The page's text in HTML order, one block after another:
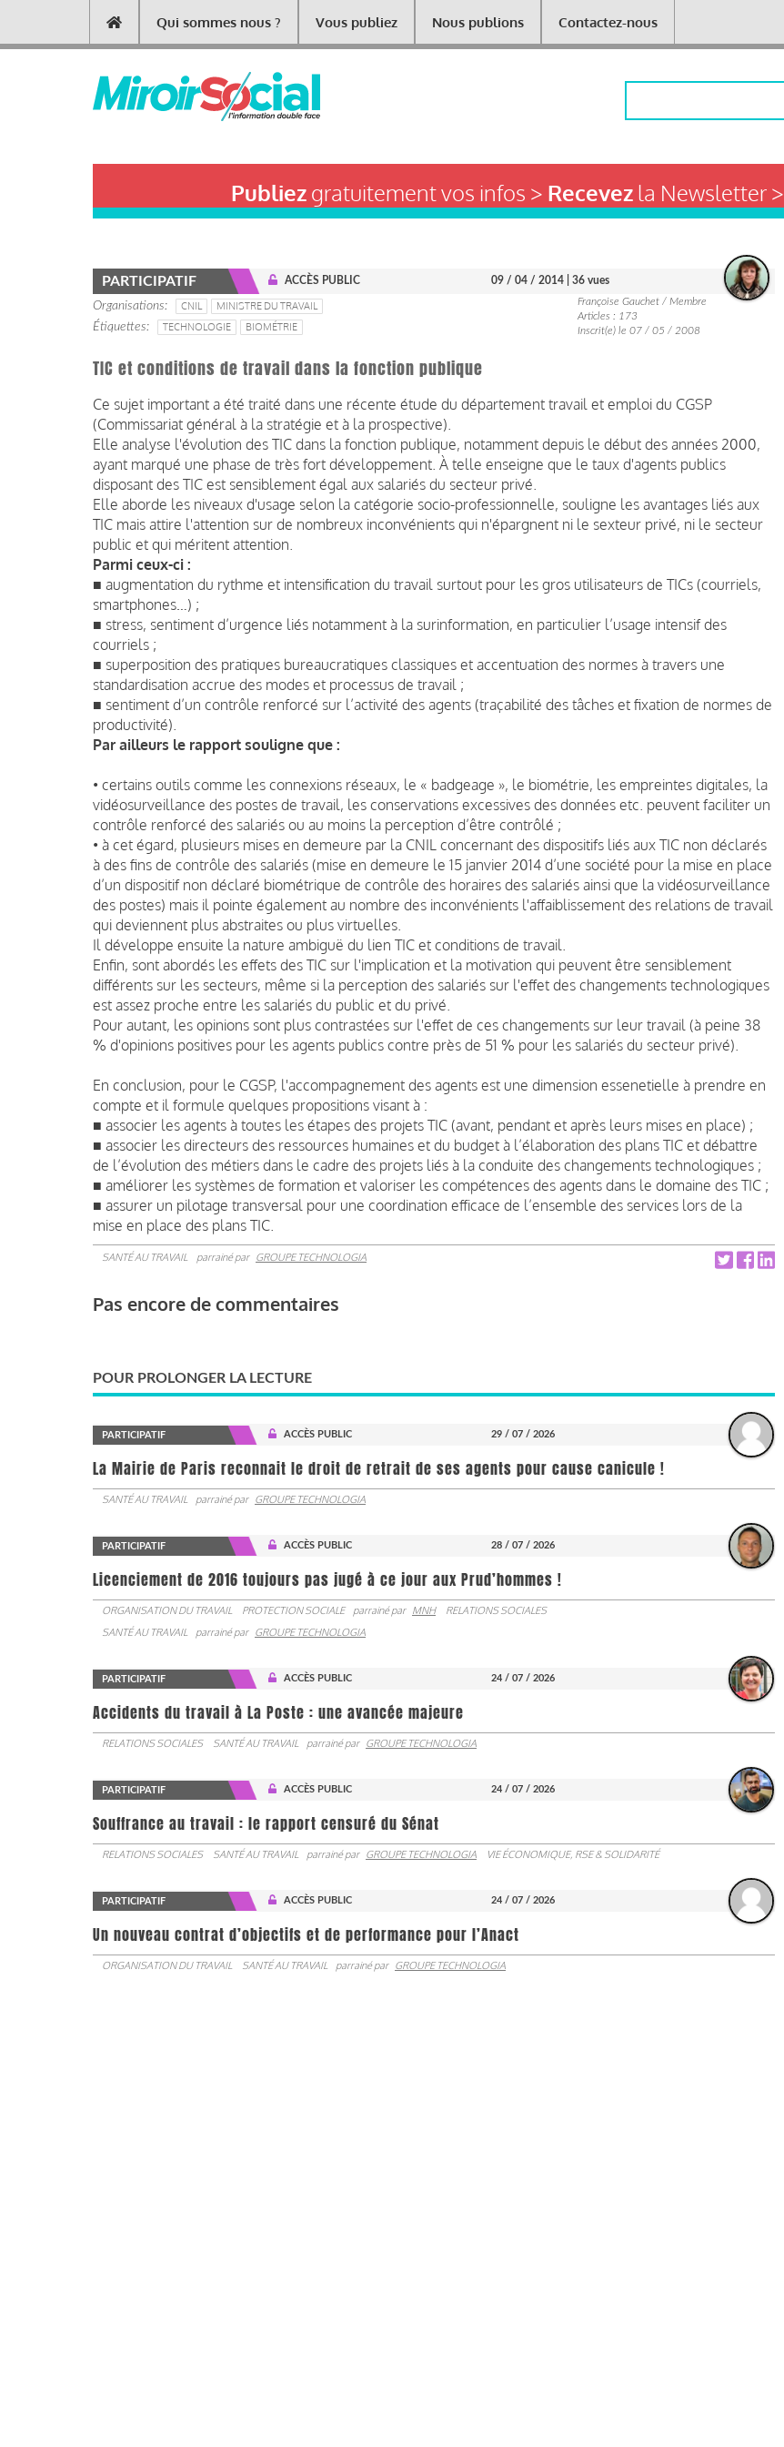
contenu
Main
navigation
Qui sommes nous ? Vous publiez Nous publions Contactez-nous
Publiezgratuitement vos infos > Recevezla Newsletter >
PARTICIPATIF ACCÈS PUBLIC 09 / 04 / 2014 | 36 vues
Organisations CNIL
MINISTRE DU TRAVAIL
Étiquettes
TECHNOLOGIE BIOMÉTRIE
Françoise Gauchet / Membre
Articles : 173
Inscrit(e) le 07 / 05 / 2008
TIC et conditions de travail dans la fonction publique
Ce sujet important a été traité dans une récente étude du département travail et emploi du CGSP
(Commissariat général à la stratégie et à la prospective).
Elle analyse l'évolution des TIC dans la fonction publique, notamment depuis le début des années 2000,
ayant marqué une phase de très fort développement. À telle enseigne que le taux d'agents publics
disposant des TIC est sensiblement égal aux salariés du secteur privé.
Elle aborde les niveaux d'usage selon la catégorie socio-professionnelle, souligne les avantages liés aux
TIC mais attire l'attention sur de nombreux inconvénients qui n'épargnent ni le sexteur privé, ni le secteur
public et qui méritent attention.
Parmi ceux-ci :
■ augmentation du rythme et intensification du travail surtout pour les gros utilisateurs de TICs (courriels,
smartphones…) ;
■ stress, sentiment d’urgence liés notamment à la surinformation, en particulier l’usage intensif des
courriels ;
■ superposition des pratiques bureaucratiques classiques et accentuation des normes à travers une
standardisation accrue des modes et processus de travail ;
■ sentiment d’un contrôle renforcé sur l’activité des agents (traçabilité des tâches et fixation de normes de
productivité).
Par ailleurs le rapport souligne que :
• certains outils comme les connexions réseaux, le « badgeage », le biométrie, les empreintes digitales, la
vidéosurveillance des postes de travail, les conservations excessives des données etc. peuvent faciliter un
contrôle renforcé des salariés ou au moins la perception d’être contrôlé ;
• à cet égard, plusieurs mises en demeure par la CNIL concernant des dispositifs liés aux TIC non déclarés
à des fins de contrôle des salariés (mise en demeure le 15 janvier 2014 d’une société pour la mise en place
d’un dispositif non déclaré biométrique de contrôle des horaires des salariés ainsi que la vidéosurveillance
des postes) mais il pointe également au nombre des inconvénients l'affaiblissement des relations de travail
qui deviennent plus abstraites ou plus virtuelles.
Il développe ensuite la nature ambiguë du lien TIC et conditions de travail.
Enfin, sont abordés les effets des TIC sur l'implication et la motivation qui peuvent être sensiblement
différents sur les secteurs, même si la perception des salariés sur l'effet des changements technologiques
est assez proche entre les salariés du public et du privé.
Pour autant, les opinions sont plus contrastées sur l'effet de ces changements sur leur travail (à peine 38
% d'opinions positives pour les agents publics contre près de 51 % pour les salariés du secteur privé).
En conclusion, pour le CGSP, l'accompagnement des agents est une dimension essenetielle à prendre en
compte et il formule quelques propositions visant à :
■ associer les agents à toutes les étapes des projets TIC (avant, pendant et après leurs mises en place) ;
■ associer les directeurs des ressources humaines et du budget à l’élaboration des plans TIC et débattre
de l’évolution des métiers dans le cadre des projets liés à la conduite des changements technologiques ;
■ améliorer les systèmes de formation et valoriser les compétences des agents dans le domaine des TIC ;
■ assurer un pilotage transversal pour une coordination efficace de l’ensemble des services lors de la
mise en place des plans TIC.
SANTÉ AU TRAVAIL parrainé par GROUPE TECHNOLOGIA
Pas encore de commentaires
POUR PROLONGER LA LECTURE
PARTICIPATIF ACCÈS PUBLIC 29 / 07 / 2026
La Mairie de Paris reconnait le droit de retrait de ses agents pour cause canicule !
SANTÉ AU TRAVAIL parrainé par GROUPE TECHNOLOGIA
PARTICIPATIF ACCÈS PUBLIC 28 / 07 / 2026
Licenciement de 2016 toujours pas jugé à ce jour aux Prud’hommes !
ORGANISATION DU TRAVAIL PROTECTION SOCIALE parrainé par MNH
RELATIONS SOCIALES
SANTÉ AU TRAVAIL
parrainé par GROUPE TECHNOLOGIA
PARTICIPATIF ACCÈS PUBLIC 24 / 07 / 2026
Accidents du travail à La Poste : une avancée majeure
RELATIONS SOCIALES SANTÉ AU TRAVAIL parrainé par GROUPE TECHNOLOGIA
PARTICIPATIF ACCÈS PUBLIC 24 / 07 / 2026
Souffrance au travail : le rapport censuré du Sénat
RELATIONS SOCIALES SANTÉ AU TRAVAIL parrainé par GROUPE TECHNOLOGIA VIE ÉCONOMIQUE, RSE & SOLIDARITÉ
PARTICIPATIF ACCÈS PUBLIC 24 / 07 / 2026
Un nouveau contrat d’objectifs et de performance pour l’Anact
ORGANISATION DU TRAVAIL SANTÉ AU TRAVAIL parrainé par GROUPE TECHNOLOGIA